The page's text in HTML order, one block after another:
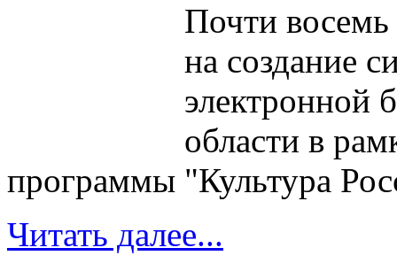
Почти
на создание
электронной
области в
программы "Культура
Читать далее...